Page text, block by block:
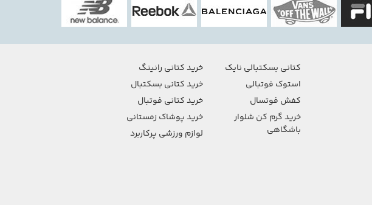
کتانی بسکتبالی نایک
استوک فوتبالی
کفش فوتسال
خرید گرم کن شلوار
باشگاهی
خرید کتانی رانینگ
خرید کتانی بسکتبال
خرید کتانی فوتبال
خرید پوشاک زمستانی
لوازم ورزشی پرکاربرد